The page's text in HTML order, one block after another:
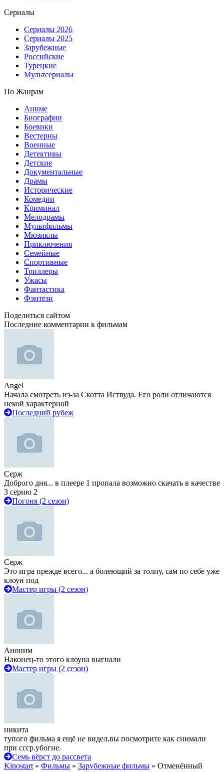
Сериалы
Сериалы 2026
Сериалы 2025
Зарубежные
Российские
Турецкие
Мультсериалы
По Жанрам
Аниме
Биографии
Боевики
Вестерны
Военные
Детективы
Детские
Документальные
Драмы
Исторические
Комедии
Криминал
Мелодрамы
Мультфильмы
Мюзиклы
Приключения
Семейные
Спортивные
Триллеры
Ужасы
Фантастика
Фэнтези
Поделиться сайтом
Последние комментарии к фильмам
Angel
Начала смотреть из-за Скотта Иствуда. Его роли отличаются
некой характерной
Последний рубеж
Серж
Доброго дня... в плеере 1 пропала возможно скачать в качестве
3 серию 2
Погоня (2 сезон)
Серж
Это игра прежде всего... а болеющий за толпу, сам по себе уже
клоун под
Мастер игры (2 сезон)
Аноним
Наконец-то этого клоуна выгнали
Мастер игры (2 сезон)
никита
тупого фильма я ещё не видел.вы посмотрите как снимали
при ссср.убогие.
Семь вёрст до рассвета
Kinostart » Фильмы » Зарубежные фильмы » Отменённый